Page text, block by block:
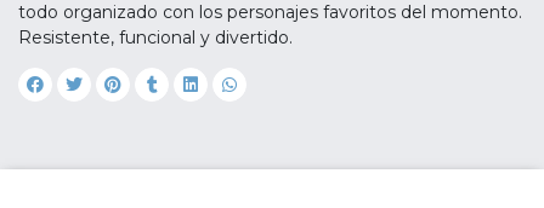
todo organizado con los personajes favoritos del momento.
Resistente, funcional y divertido.